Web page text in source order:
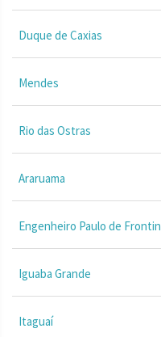
Duque de Caxias
Mendes
Rio das Ostras
Araruama
Engenheiro Paulo de Frontin
Iguaba Grande
Itaguaí